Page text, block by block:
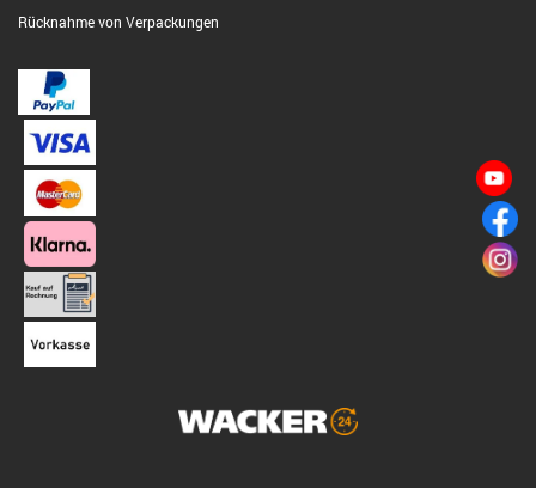
Rücknahme von Verpackungen